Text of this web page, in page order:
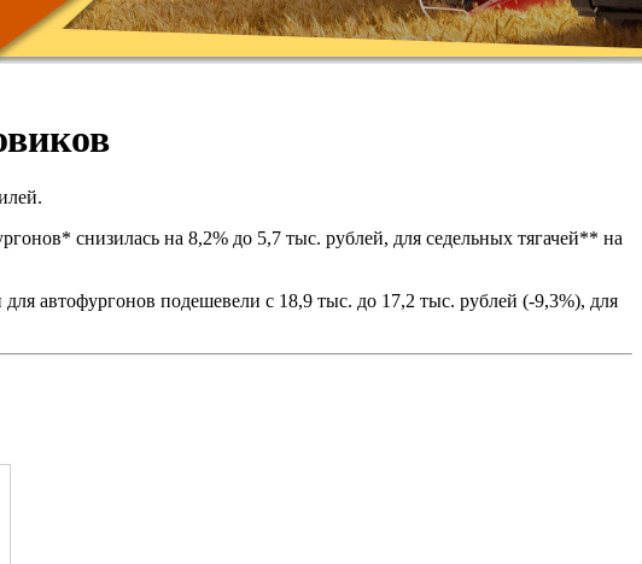
снизилась на 8,2% до 5,7 тыс. рублей, для седельных тягачей** на
автофургонов подешевели с 18,9 тыс. до 17,2 тыс. рублей (-9,3%), для